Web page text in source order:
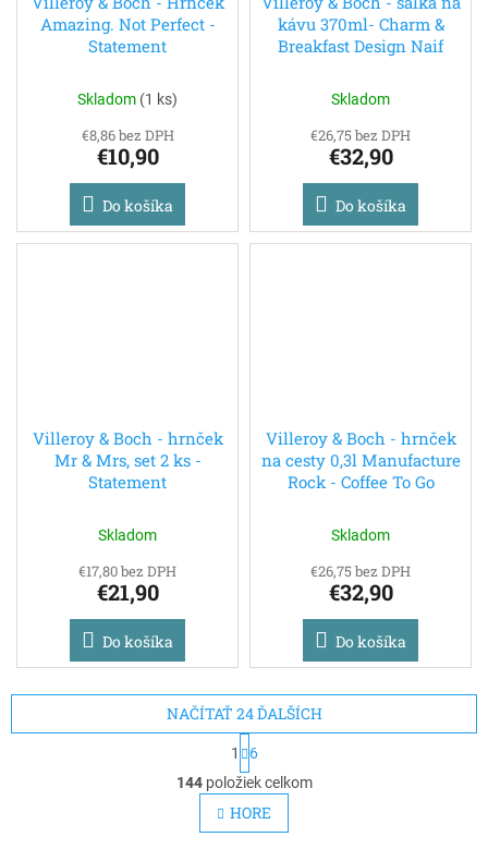
Amazing. Not Perfect -
Statement
Skladom (1 ks)
€8,86 bez DPH
€10,90
Do košíka
kávu 370ml- Charm &
Breakfast Design Naif
Skladom
€26,75 bez DPH
€32,90
Do košíka
Villeroy & Boch - hrnček
Mr & Mrs, set 2 ks -
Statement
Skladom
€17,80 bez DPH
€21,90
Do košíka
Villeroy & Boch - hrnček
na cesty 0,3l Manufacture
Rock - Coffee To Go
Skladom
€26,75 bez DPH
€32,90
Do košíka
O
v
l
á
NAČÍTAŤ 24 ĎALŠÍCH
S
t
r
á
n
k
1
6
144položiek celkom
HORE